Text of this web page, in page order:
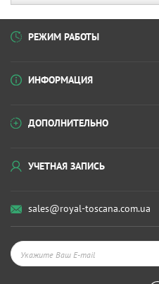
РЕЖИМ РАБОТЫ
ИНФОРМАЦИЯ
ДОПОЛНИТЕЛЬНО
УЧЕТНАЯ ЗАПИСЬ
sales@royal-toscana.com.ua